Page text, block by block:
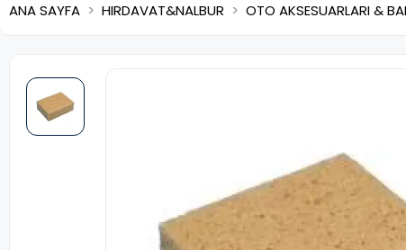
ANA SAYFA HIRDAVAT&NALBUR OTO AKSESUARLARI &